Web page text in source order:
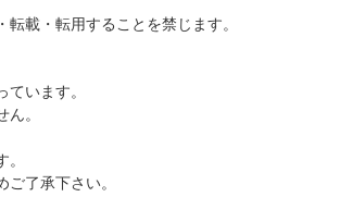
載・転用することを禁じます。
います。
。
了承下さい。